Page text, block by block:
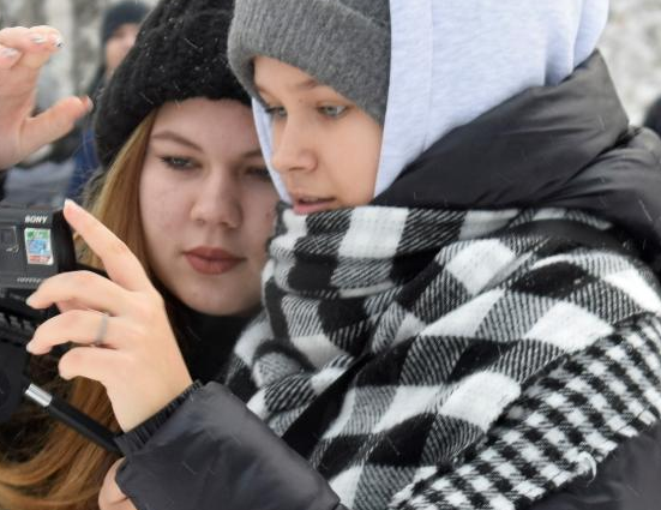
нарушать
5 августа 2026
Директор
«Россия –
поможет
выбором
5 августа 2026
НГПУ ждет
собрания по
4 августа 2026